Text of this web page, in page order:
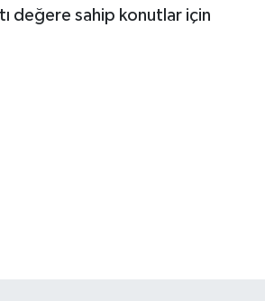
değere sahip konutlar için